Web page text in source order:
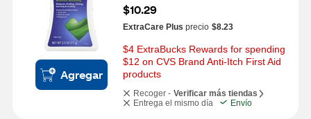
Agregar
$10.29
ExtraCare Plus precio $8.23
$4 ExtraBucks Rewards for spending
$12 on CVS Brand Anti-Itch First Aid
products
Recoger - Verificar más tiendas
Entrega el mismo día
Envío